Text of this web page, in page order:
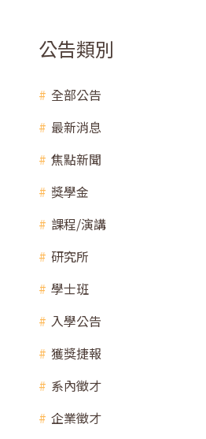
公告類別
全部公告
最新消息
焦點新聞
獎學金
課程/演講
研究所
學士班
入學公告
獲獎捷報
系內徵才
企業徵才